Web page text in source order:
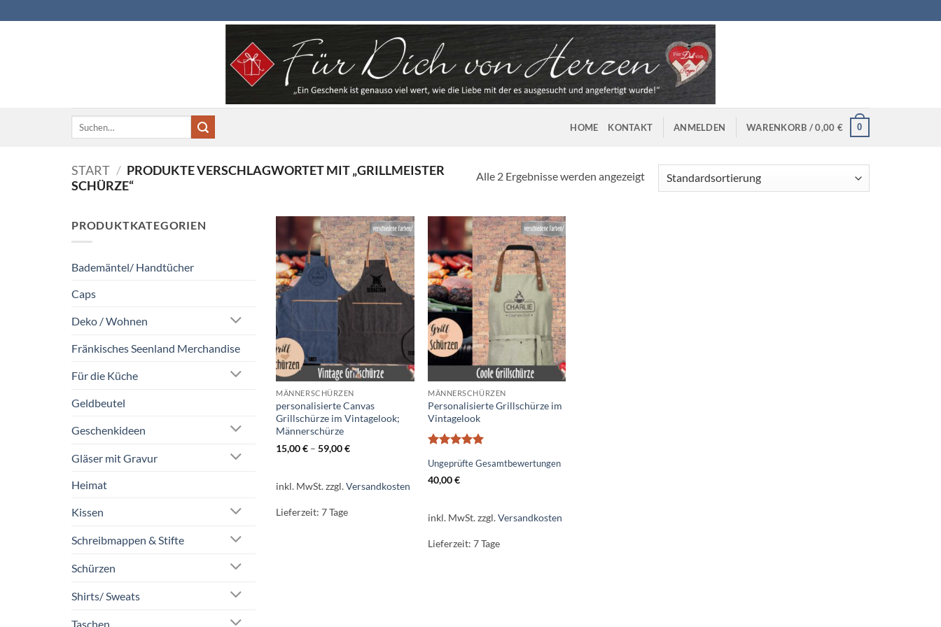
Inhalt
Suchen
HOME KONTAKT ANMELDEN WARENKORB /0,00 € 0
START / PRODUKTE VERSCHLAGWORTET MIT „GRILLMEISTER
SCHÜRZE“
Alle 2 Ergebnisse werden angezeigt
PRODUKTKATEGORIEN
Bademäntel/ Handtücher
Caps
Deko / Wohnen
Fränkisches Seenland Merchandise
Für die Küche
Geldbeutel
Geschenkideen
Gläser mit Gravur
Heimat
Kissen
Schreibmappen & Stifte
Schürzen
Shirts/ Sweats
Taschen
MÄNNERSCHÜRZEN
personalisierte Canvas
Grillschürze im Vintagelook;
Männerschürze
15,00€ –59,00€
inkl. MwSt.zzgl.Versandkosten
Lieferzeit:7 Tage
MÄNNERSCHÜRZEN
Personalisierte Grillschürze im
Vintagelook
mit5von
5
Ungeprüfte Gesamtbewertungen
40,00€
inkl. MwSt.zzgl.Versandkosten
Lieferzeit:7 Tage